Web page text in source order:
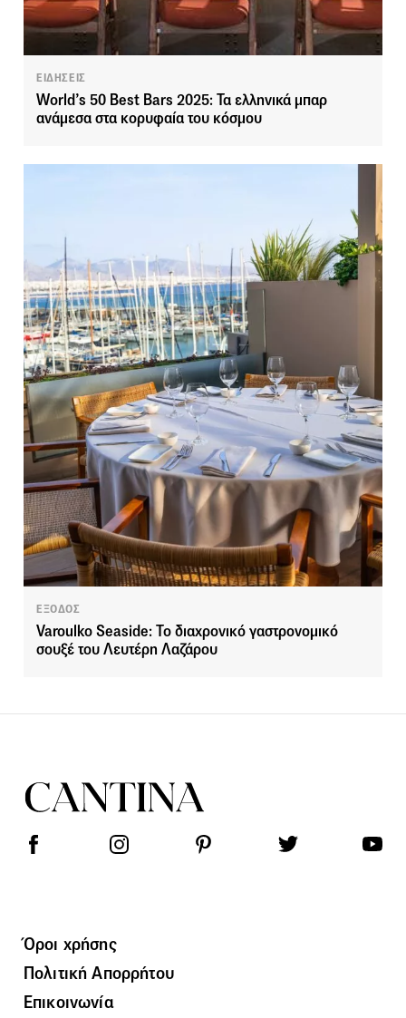
ΕΙΔΗΣΕΙΣ
World’s 50 Best Bars 2025: Τα ελληνικά μπαρ
ανάμεσα στα κορυφαία του κόσμου
ΕΞΟΔΟΣ
Varoulko Seaside: Το διαχρονικό γαστρονομικό
σουξέ του Λευτέρη Λαζάρου
Όροι χρήσης
Πολιτική Απορρήτου
Επικοινωνία